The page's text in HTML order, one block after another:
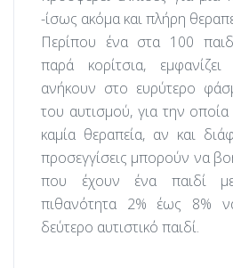
-ίσως ακόμα και πλήρη
Περίπου ένα στα 100
παρά κορίτσια,
ανήκουν στο ευρύτερο
του αυτισμού, για την
καμία θεραπεία, αν και
προσεγγίσεις μπορούν να
που έχουν ένα παιδί
πιθανότητα 2% έως 8%
δεύτερο αυτιστικό παιδί.